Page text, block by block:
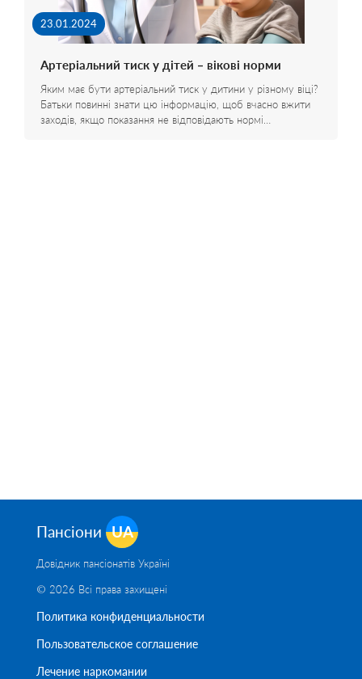
23.01.2024
Артеріальний тиск у дітей – вікові норми
Яким має бути артеріальний тиск у дитини у різному віці?
Батьки повинні знати цю інформацію, щоб вчасно вжити
заходів, якщо показання не відповідають нормі…
Пансіони UA
Довідник пансіонатів Україні
© 2026 Всі права захищені
Политика конфиденциальности
Пользовательское соглашение
Лечение наркомании